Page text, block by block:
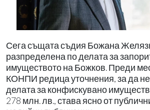
Сега същата съдия Божана
разпределена по делата за
имуществото на Божков. Преди
КОНПИ редица уточнения, за да
делата за конфискувано
278 млн. лв., става ясно от